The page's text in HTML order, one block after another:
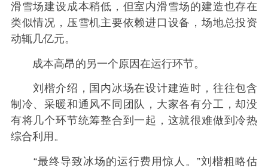
滑雪场建设成本稍低，但室内滑雪场的建造也存在
类似情况，压雪机主要依赖进口设备，场地总投资
动辄几亿元。
成本高昂的另一个原因在运行环节。
刘楷介绍，国内冰场在设计建造时，往往包含
制冷、采暖和通风不同团队，大家各有分工，却没
有将几个环节统筹整合到一起，这就很难做到冷热
综合利用。
“最终导致冰场的运行费用惊人。”刘楷粗略估